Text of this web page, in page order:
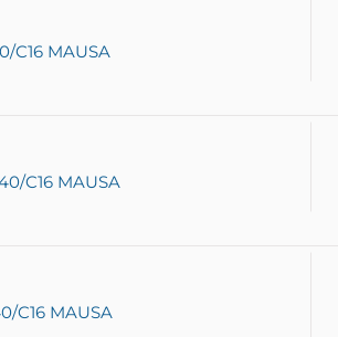
C16 MAUSA
C16 MAUSA
C16 MAUSA